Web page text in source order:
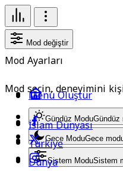
Mod değiştir
Mod Ayarları
Mod seçin, deneyimini
Gündüz ModuGündüz
Gece ModuGece
Sistem ModuSistem
Menü Oluştur
İslam Dünyası
Türkiye
Dünya